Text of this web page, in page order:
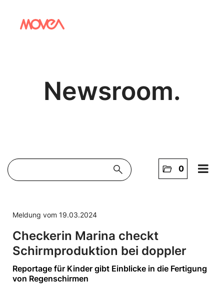
Newsroom.
search folder_open 0
Barmherzige Brüder Salzburg
Bring!
dm drogerie markt
Meldung vom 19.03.2024
Checkerin Marina checkt
Schirmproduktion bei doppler
Reportage für Kinder gibt Einblicke in die Fertigung
von Regenschirmen